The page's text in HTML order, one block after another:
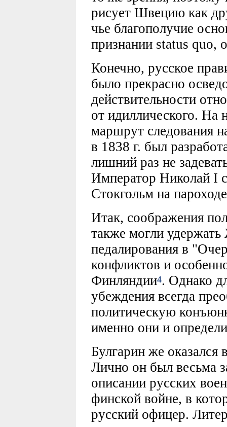
рисует Швецию как
чье благополучие
признании status quo,
Конечно, русское
было прекрасно
действительности
от идиллического. На
маршрут следования
в 1838 г. был
лишний раз не
Император Николай I
Стокгольм на
Итак, соображения
также могли
педалирования в
конфликтов и
Финляндии4. Однако
убеждения всегда
политическую
именно они и
Булгарин же оказался
Лично он был весьма
описании русских
финской войне, в
русский офицер.